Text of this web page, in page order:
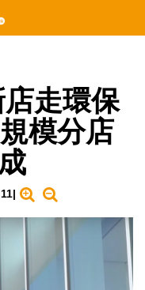
走環保
模分店
|